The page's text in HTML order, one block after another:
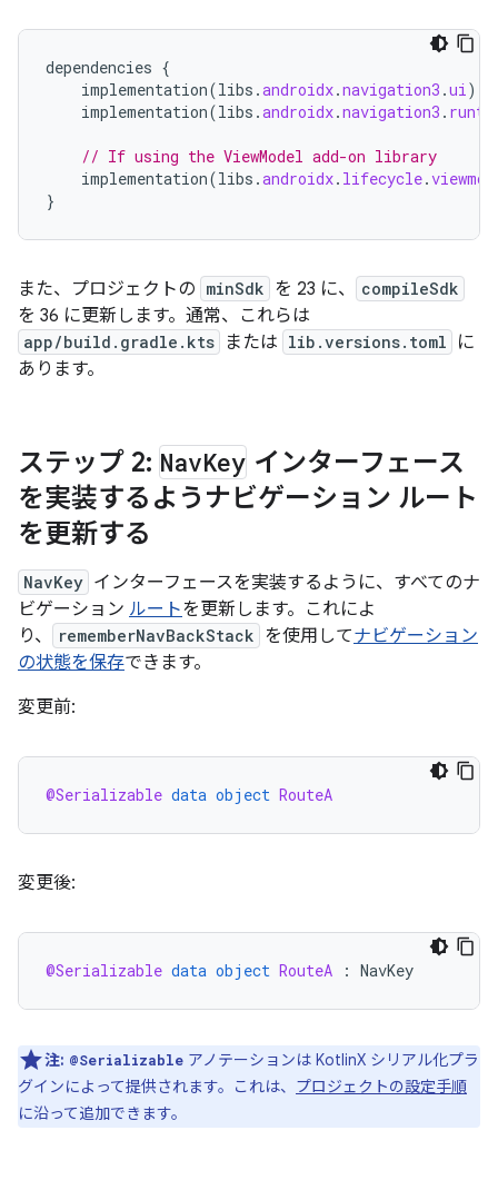
dependencies {
implementation(libs .androidx.navigation3 .ui)
implementation(libs .androidx.navigation3 .
// If using the ViewModel add-on library
implementation(libs .androidx. lifecycle.
}
また、プロジェクトの minSdk を 23 に、 compileSdk
を 36 に更新します。通常、これらは
app/build.gradle.kts または lib.versions.toml
に
あります。
ステップ 2: NavKey インターフェース
を実装するようナビゲーション ルート
を更新する
NavKey インターフェースを実装するように、すべてのナ
ビゲーション ルートを更新します。これによ
り、
rememberNavBackStack を使用してナビゲーション
の状態を保存できます。
変更前:
@Serializable data object RouteA
変更後:
@Serializable data object RouteA : NavKey
注: @Serializable アノテーションは KotlinX シリアル化プラ
グインによって提供されます。これは、 プロジェクトの設定手順
に沿って追加できます。